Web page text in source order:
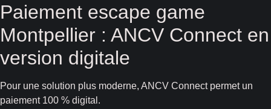
Paiement escape game
Montpellier : ANCV Connect en
version digitale
Pour une solution plus moderne, ANCV Connect permet un
paiement 100 % digital.